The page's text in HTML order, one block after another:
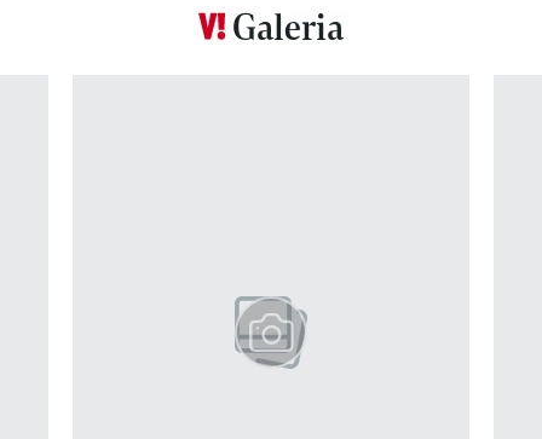
Galeria